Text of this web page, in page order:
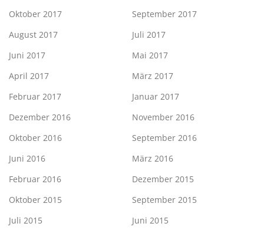
Oktober 2017
September 2017
August 2017
Juli 2017
Juni 2017
Mai 2017
April 2017
März 2017
Februar 2017
Januar 2017
Dezember 2016
November 2016
Oktober 2016
September 2016
Juni 2016
März 2016
Februar 2016
Dezember 2015
Oktober 2015
September 2015
Juli 2015
Juni 2015